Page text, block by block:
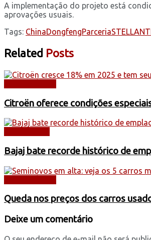
A implementação do projeto está
aprovações usuais.
Tags: ChinaDongfengParceria
Related Posts
Citroën oferece condições
Bajaj bate recorde histórico de
Queda nos preços dos carros
Deixe um comentário